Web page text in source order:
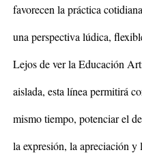
favorecen la práctica
una perspectiva lúdica,
Lejos de ver la Educación
aislada, esta línea permitirá
mismo tiempo, potenciar el
la expresión, la apreciación y